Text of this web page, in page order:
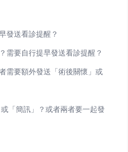
發送看診提醒？
需要自行提早發送看診提醒？
需要額外發送「術後關懷」或
「簡訊」？或者兩者要一起發